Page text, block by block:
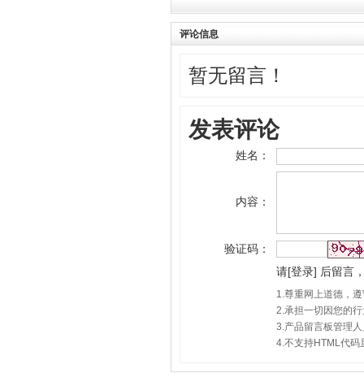
评论信息
暂无留言！
发表评论
姓名：
内容：
验证码：
请[登录] 后留言
1.尊重网上道德，
2.承担一切因您的
3.产品留言板管理
4.不支持HTML代码